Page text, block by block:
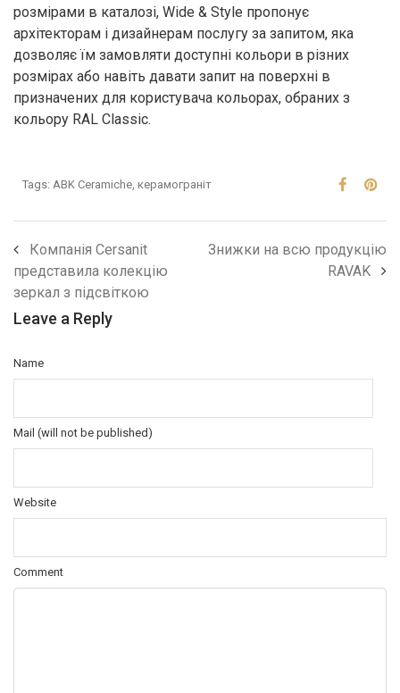
розмірами в каталозі, Wide & Style пропонує
архітекторам і дизайнерам послугу за запитом, яка
дозволяє їм замовляти доступні кольори в різних
розмірах або навіть давати запит на поверхні в
призначених для користувача кольорах, обраних з
кольору RAL Classic.
Tags: ABK Ceramiche керамограніт
Компанія Cersanit
представила колекцію
зеркал з підсвіткою
Знижки на всю продукцію
RAVAK
Leave a Reply
Name
Mail (will not be published)
Website
Comment